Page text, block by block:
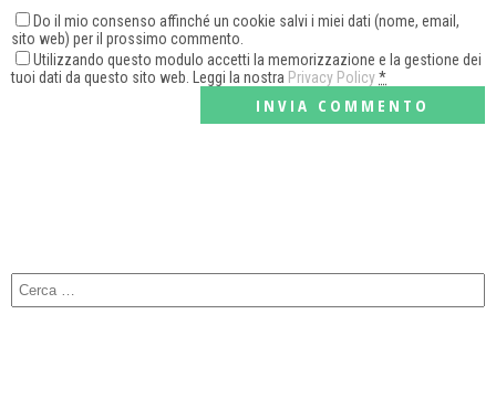
Do il mio consenso affinché un cookie salvi i miei dati (nome, email,
sito web) per il prossimo commento.
Utilizzando questo modulo accetti la memorizzazione e la gestione dei
tuoi dati da questo sito web. Leggi la nostra Privacy Policy*